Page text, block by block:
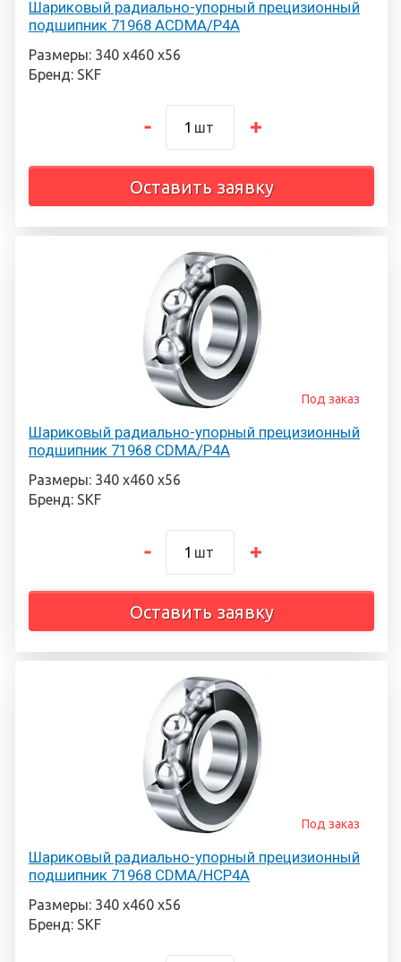
Шариковый радиально-упорный прецизионный
подшипник 71968 ACDMA/P4A
Размеры: 340 х460 х56
Бренд: SKF
шт
Оставить заявку
Шариковый радиально-упорный прецизионный
подшипник 71968 CDMA/P4A
Под заказ
Размеры: 340 х460 х56
Бренд: SKF
шт
Оставить заявку
Шариковый радиально-упорный прецизионный
подшипник 71968 CDMA/HCP4A
Под заказ
Размеры: 340 х460 х56
Бренд: SKF